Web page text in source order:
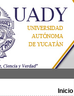
Inicio